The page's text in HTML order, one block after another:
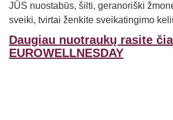
JŪS nuostabūs, šilti, geranoriški
sveiki, tvirtai ženkite sveikatingimo
Daugiau nuotraukų rasite
EUROWELLNESDAY